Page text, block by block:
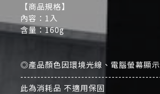
【商品規格】
內容：1入
含量：160g
◎產品顏色因環境光線、電腦螢幕顯
此為消耗品 不適用保固